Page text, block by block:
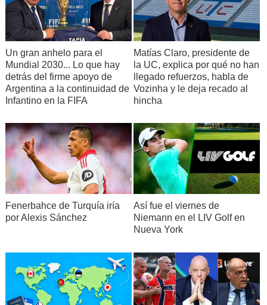
Un gran anhelo para el
Mundial 2030... Lo que hay
detrás del firme apoyo de
Argentina a la continuidad de
Infantino en la FIFA
Matías Claro, presidente de
la UC, explica por qué no han
llegado refuerzos, habla de
Vozinha y le deja recado al
hincha
Fenerbahce de Turquía iría
por Alexis Sánchez
Así fue el viernes de
Niemann en el LIV Golf en
Nueva York